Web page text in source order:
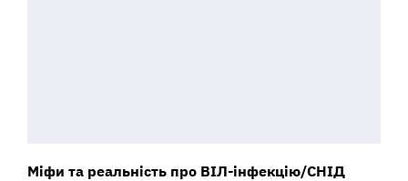
Міфи та реальність про ВІЛ-інфекцію/СНІД